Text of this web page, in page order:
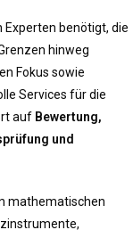
Experten benötigt, die
hinweg
Fokus sowie
Services für die
auf Bewertung,
und
mathematischen